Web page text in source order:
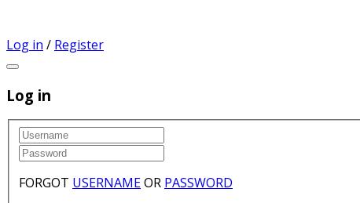
Log in / Register
Log in
FORGOT USERNAMEOR PASSWORD